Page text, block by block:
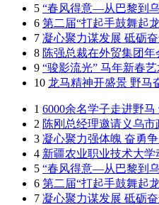
5 “春风得意—从巴黎到
6 第二届“打起手鼓舞起
7 凝心聚力谋发展 砥砺
8 陈强总裁在外贸集团
9 “骏影流光” 马年新春
10 龙马精神开盛景 野马
1 6000余名学子走进野
2 陈刚总经理邀请义乌
3 凝心聚力强体魄 奋勇
4 新疆农业职业技术大
5 “春风得意—从巴黎到
6 第二届“打起手鼓舞起
7 凝心聚力谋发展 砥砺